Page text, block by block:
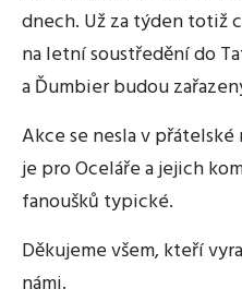
dnech. Už za týden totiž
na letní soustředění do
a Ďumbier budou
Akce se nesla v
je pro Oceláře a jejich
fanoušků typické.
Děkujeme všem, kteří
námi.